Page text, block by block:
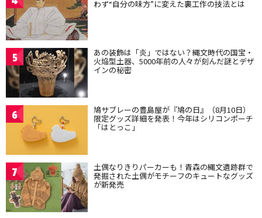
わず“自分の味方”に変えた裏工作の技法とは
5 あの装飾は「炎」ではない？縄文時代の国宝・
火焔型土器、5000年前の人々が刻んだ謎とデザ
インの秘密
6 鳩サブレーの豊島屋が『鳩の日』（8月10日）
限定グッズ詳細を発表！今年はシリコンポーチ
「はとっこ」
7 土偶なりきりパーカーも！青森の縄文遺跡群で
発掘された土偶がモチーフのキュートなグッズ
が新発売